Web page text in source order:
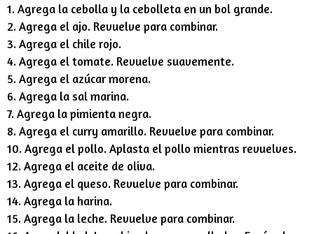
1. Agrega la cebolla y la cebolleta en un bol grande.
2. Agrega el ajo. Revuelve para combinar.
3. Agrega el chile rojo.
4. Agrega el tomate. Revuelve suavemente.
5. Agrega el azúcar morena.
6. Agrega la sal marina.
7. Agrega la pimienta negra.
8. Agrega el curry amarillo. Revuelve para combinar.
10. Agrega el pollo. Aplasta el pollo mientras revuelves.
12. Agrega el aceite de oliva.
13. Agrega el queso. Revuelve para combinar.
14. Agrega la harina.
15. Agrega la leche. Revuelve para combinar.